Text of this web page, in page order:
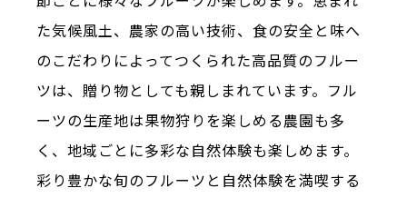
た気候風土、農家の高い技術、食の安全と味へ
のこだわりによってつくられた高品質のフルー
ツは、贈り物としても親しまれています。フル
ーツの生産地は果物狩りを楽しめる農園も多
く、地域ごとに多彩な自然体験も楽しめます。
彩り豊かな旬のフルーツと自然体験を満喫する